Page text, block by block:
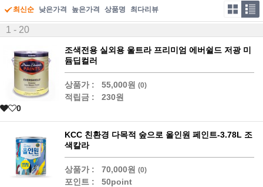
최신순 낮은가격 높은가격 상품명 최다리뷰
1 - 20
조색전용 실외용 울트라 프리미엄 에버쉴드 저광 미
듐딥컬러
상품가 : 55,000원 (0)
적립금 :
230원
0
KCC 친환경 다목적 숲으로 올인원 페인트-3.78L 조
색칼라
상품가 : 70,000원 (0)
포인트 :
50point